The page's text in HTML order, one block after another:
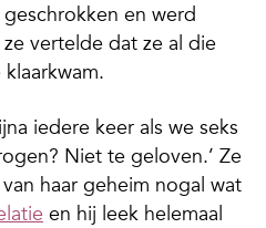
en werd
vertelde dat ze al die
iedere keer als we seks
Niet te geloven.’ Ze
haar geheim nogal wat
en hij leek helemaal